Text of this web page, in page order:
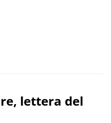
lettera del